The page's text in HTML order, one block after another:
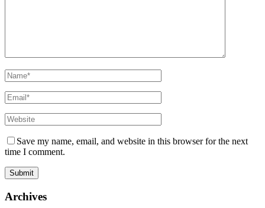
Save my name, email, and website in this browser for the next
time I comment.
Archives